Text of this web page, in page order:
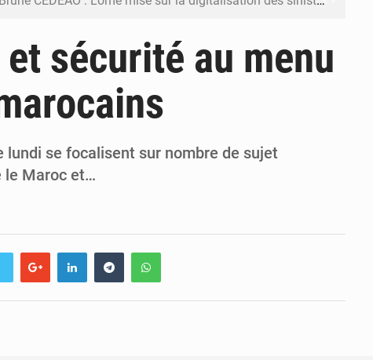
vert 2027 : Le ministère de l’Économie forme ses cadres à Lomé
non rémunéré : à Saly, l’Afrique veut en mesurer la valeur
sécurité au menu
se focalisent sur nombre de sujet
le Maroc et…